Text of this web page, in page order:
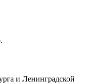
и Ленинградской